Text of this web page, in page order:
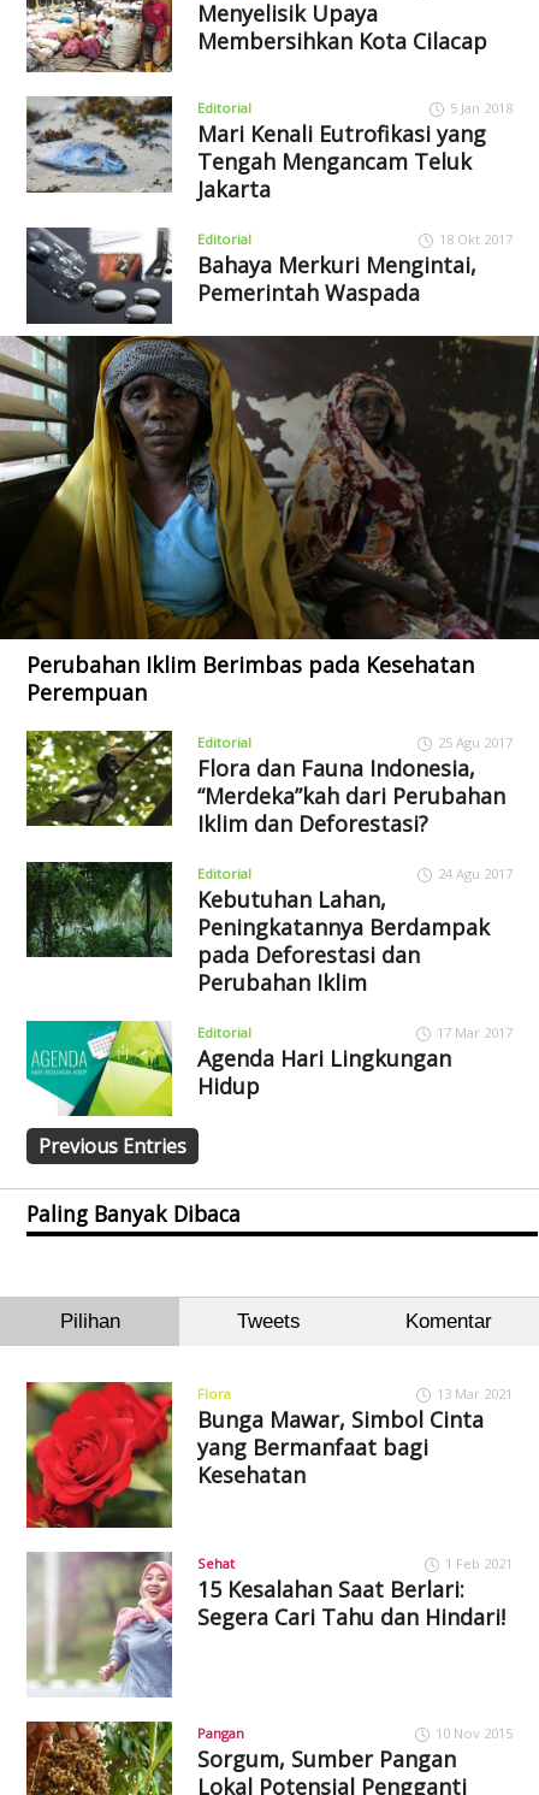
Menyelisik Upaya
Membersihkan Kota Cilacap
Editorial 5 Jan 2018
Mari Kenali Eutrofikasi yang
Tengah Mengancam Teluk
Jakarta
Editorial 18 Okt 2017
Bahaya Merkuri Mengintai,
Pemerintah Waspada
Perubahan Iklim Berimbas pada Kesehatan
Perempuan
Editorial 25 Agu 2017
Flora dan Fauna Indonesia,
“Merdeka”kah dari Perubahan
Iklim dan Deforestasi?
Editorial 24 Agu 2017
Kebutuhan Lahan,
Peningkatannya Berdampak
pada Deforestasi dan
Perubahan Iklim
Editorial 17 Mar 2017
Agenda Hari Lingkungan
Hidup
Previous Entries
Paling Banyak Dibaca
Pilihan Tweets Komentar
Flora 13 Mar 2021
Bunga Mawar, Simbol Cinta
yang Bermanfaat bagi
Kesehatan
Sehat 1 Feb 2021
15 Kesalahan Saat Berlari:
Segera Cari Tahu dan Hindari!
Pangan 10 Nov 2015
Sorgum, Sumber Pangan
Lokal Potensial Pengganti